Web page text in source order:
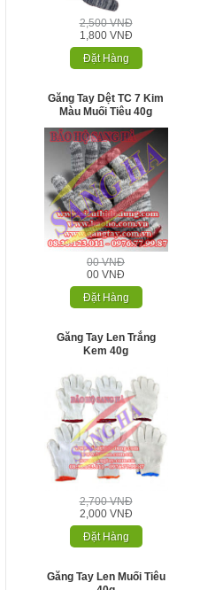
2,500 VNĐ
1,800 VNĐ
Đặt Hàng
Găng Tay Dệt TC 7 Kim
Màu Muối Tiêu 40g
00 VNĐ
00 VNĐ
Đặt Hàng
Găng Tay Len Trắng
Kem 40g
2,700 VNĐ
2,000 VNĐ
Đặt Hàng
Găng Tay Len Muối Tiêu